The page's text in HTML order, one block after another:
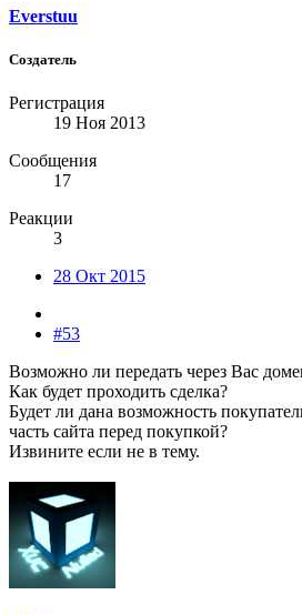
Everstuu
Создатель
Регистрация
19 Ноя 2013
Сообщения
17
Реакции
3
28 Окт 2015
#53
Возможно ли передать через Вас
Как будет проходить сделка?
Будет ли дана возможность
часть сайта перед покупкой?
Извините если не в тему.